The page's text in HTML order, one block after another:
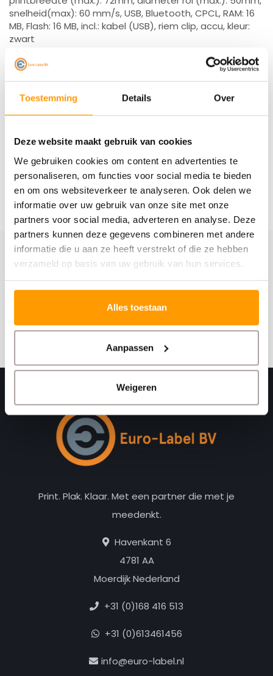
Toestemming Details Over
Deze website maakt gebruik van cookies
We gebruiken cookies om content en advertenties te
personaliseren, om functies voor social media te bieden
en om ons websiteverkeer te analyseren. Ook delen we
informatie over uw gebruik van onze site met onze
partners voor social media, adverteren en analyse. Deze
partners kunnen deze gegevens combineren met andere
informatie die u aan ze heeft verstrekt of die ze hebben
verzameld op basis van uw gebruik van hun services.
Alles toestaan
Aanpassen
Weigeren
snelheid(max): 60 mm/s, USB, Bluetooth, CPCL, RAM: 16
MB, Flash: 16 MB, incl.: kabel (USB), riem clip, accu, kleur:
zwart
Specificaties
Reviews
Schrijf je hier in voor onze nieuwsbrief
Ontvang onze nieuwste aanbiedingen en
Abonneer
Print. Plak. Klaar. Met een partner die met je
meedenkt.
Havenkant 6
4781 AA
Moerdijk Nederland
+31 (0)168 416 513
+31 (0)613461456
info@euro-label.nl